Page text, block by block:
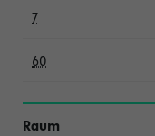
7
60